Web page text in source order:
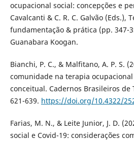
ocupacional social: concepções e
Cavalcanti & C. R. C. Galvão (Eds.),
fundamentação & prática (pp. 347-
Guanabara Koogan.
Bianchi, P. C., & Malfitano, A. P. S.
comunidade na terapia
conceitual. Cadernos Brasileiros de
621-639. https://doi.org/10.4322/
Farias, M. N., & Leite Junior, J. D.
social e Covid-19: considerações